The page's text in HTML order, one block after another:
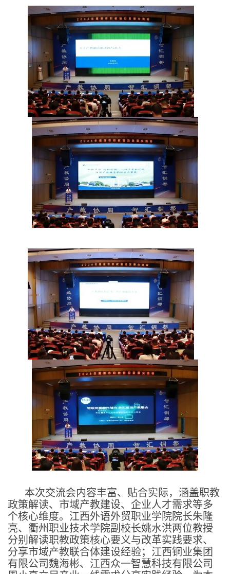
本次交流会内容丰富、贴合实际，涵盖职教
政策解读、市域产教建设、企业人才需求等多
个核心维度。江西外语外贸职业学院院长朱隆
亮、衢州职业技术学院副校长姚水洪两位教授
分别解读职教政策核心要义与改革实践要求、
分享市域产教联合体建设经验；江西铜业集团
有限公司魏海彬、江西众一智慧科技有限公司